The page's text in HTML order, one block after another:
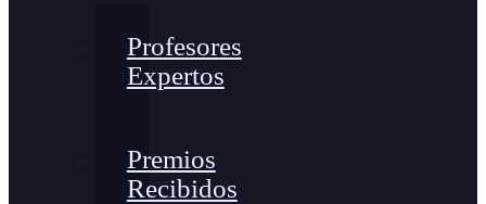
Profesores
Expertos
Premios
Recibidos